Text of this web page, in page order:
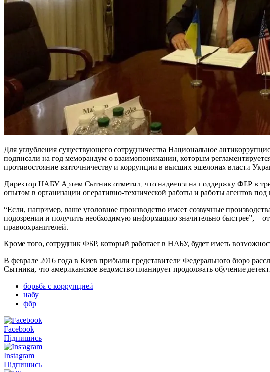
Для углубления существующего сотрудничества Национальное
подписали на год меморандум о взаимопонимании, которым
противостояние взяточничеству и коррупции в высших эшелонах власти
Директор НАБУ Артем Сытник отметил, что надеется на поддержку ФБР в
опытом в организации оперативно-технической работы и работы агентов
“Если, например, ваше уголовное производство имеет созвучные
подозрении и получить необходимую информацию значительно быстрее”, –
правоохранителей.
Кроме того, сотрудник ФБР, который работает в НАБУ, будет иметь
В феврале 2016 года в Киев прибыли представители Федерального бюро
Сытника, что американское ведомство планирует продолжать обучение
борьба с коррупцией
набу
фбр
Facebook
Підпишись
Instagram
Підпишись